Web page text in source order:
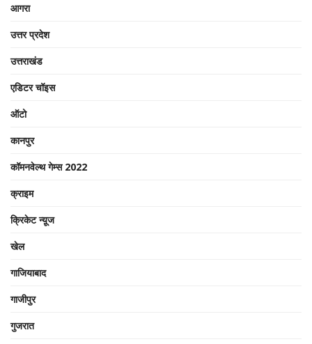
आगरा
उत्तर प्रदेश
उत्तराखंड
एडिटर चॉइस
ऑटो
कानपुर
कॉमनवेल्थ गेम्स 2022
क्राइम
क्रिकेट न्यू़ज
खेल
गाजियाबाद
गाजीपुर
गुजरात